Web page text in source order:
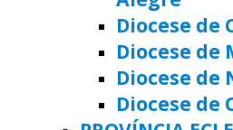
Diocese de
Diocese
Diocese de
Diocese de